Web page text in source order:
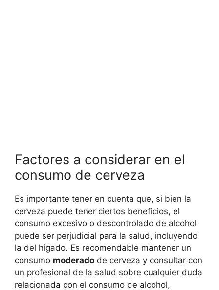
Factores a considerar en el
consumo de cerveza
Es importante tener en cuenta que, si bien la
cerveza puede tener ciertos beneficios, el
consumo excesivo o descontrolado de alcohol
puede ser perjudicial para la salud, incluyendo
la del hígado. Es recomendable mantener un
consumo moderado de cerveza y consultar con
un profesional de la salud sobre cualquier duda
relacionada con el consumo de alcohol,